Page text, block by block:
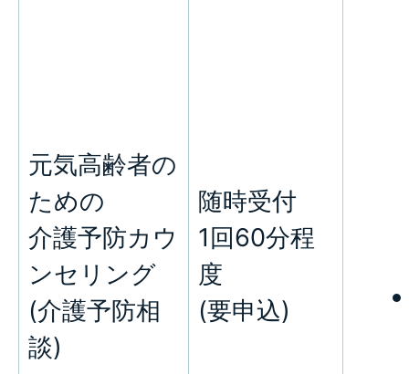
元気高齢者の
ための
介護予防カウ
ンセリング
(介護予防相
談)
随時受付
1回60分程
度
(要申込)